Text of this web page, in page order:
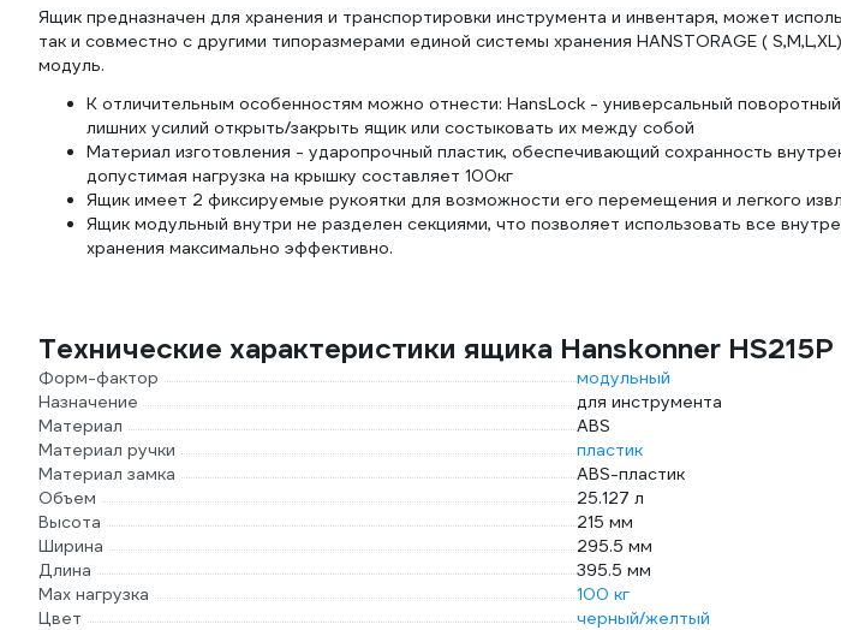
Ящик предназначен для хранения и транспортировки инструмента и инвентаря, может
так и совместно с другими типоразмерами единой системы хранения HANSTORAGE (
модуль.
К отличительным особенностям можно отнести: HansLock - универсальный
лишних усилий открыть/закрыть ящик или состыковать их между собой
Материал изготовления - ударопрочный пластик, обеспечивающий сохранность
допустимая нагрузка на крышку составляет 100кг
Ящик имеет 2 фиксируемые рукоятки для возможности его перемещения и легкого
Ящик модульный внутри не разделен секциями, что позволяет использовать все
хранения максимально эффективно.
Технические характеристики ящика Hanskonner HS215P
Форм-фактор
модульный
Назначение
для инструмента
Материал
ABS
Материал ручки
пластик
Материал замка
ABS-пластик
Объем
25.127 л
Высота
215 мм
Ширина
295.5 мм
Длина
395.5 мм
Мах нагрузка
100 кг
Цвет
черный/желтый